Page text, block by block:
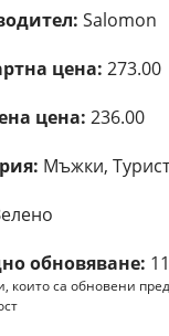
Salomon
цена: 273.00
цена: 236.00
Мъжки,
обновяване:
които са обновени